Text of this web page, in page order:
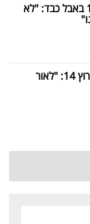
יעקב ברדוגו וערוץ 14 באבל כבד: "לא
מגי טביבי נפרדת מערוץ 14: "לאור